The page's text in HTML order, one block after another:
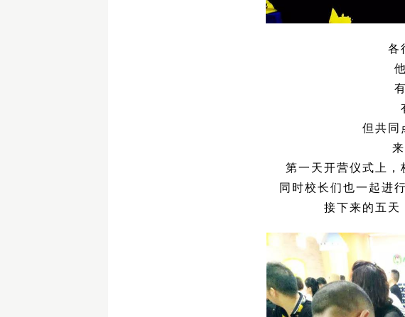
各
但共同
第一天开营仪式上，
同时校长们也一起进
接下来的五天